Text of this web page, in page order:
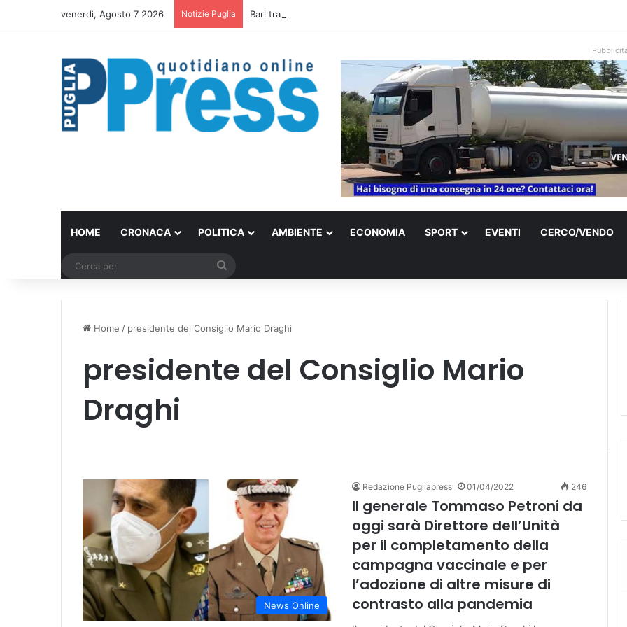
venerdì, Agosto 7 2026 Notizie Puglia Bari trasforma una villa confiscata alla mafia in un micro nido: nasce anche il cimitero
HOME CRONACA POLITICA AMBIENTE ECONOMIA SPORT EVENTI CERCO/VENDO
Home / presidente del Consiglio Mario Draghi
presidente del Consiglio Mario
Draghi
News Online
Redazione Pugliapress 01/04/2022 246
Il generale Tommaso Petroni da
oggi sarà Direttore dell’Unità
per il completamento della
campagna vaccinale e per
l’adozione di altre misure di
contrasto alla pandemia